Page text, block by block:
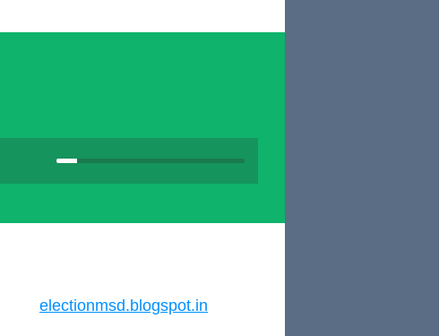
electionmsd.blogspot.in